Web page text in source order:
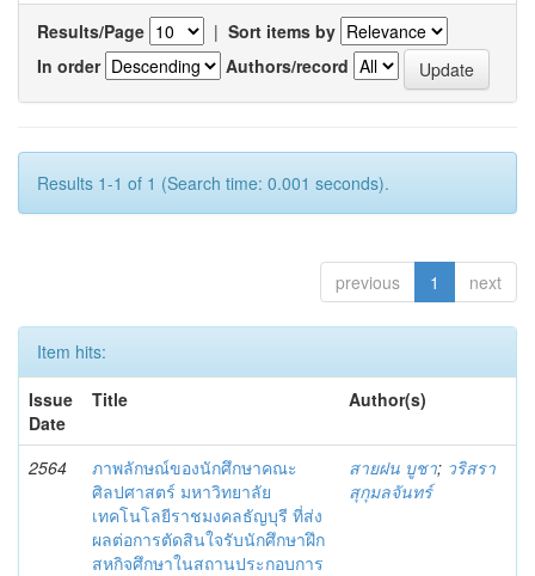
Results/Page | Sort items by
In order
Authors/record
Results 1-1 of 1 (Search time: 0.001 seconds).
previous 1 next
Item hits:
Issue
Date
Title Author(s)
2564
ภาพลักษณ์ของนักศึกษาคณะ
ศิลปศาสตร์ มหาวิทยาลัย
เทคโนโลยีราชมงคลธัญบุรี ที่ส่ง
ผลต่อการตัดสินใจรับนักศึกษาฝึก
สหกิจศึกษาในสถานประกอบการ
สายฝน บูชา; วริสรา
สุกุมลจันทร์